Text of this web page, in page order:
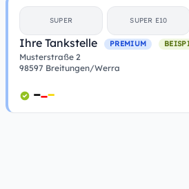
SUPER SUPER E10
Ihre Tankstelle PREMIUM
Musterstraße 2
98597 Breitungen/Werra